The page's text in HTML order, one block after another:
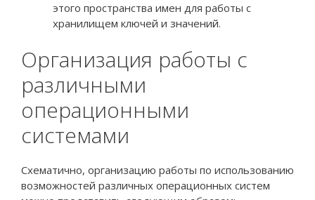
этого пространства имен для работы с
хранилищем ключей и значений.
Организация работы с
различными
операционными
системами
Схематично, организацию работы по использованию
возможностей различных операционных систем